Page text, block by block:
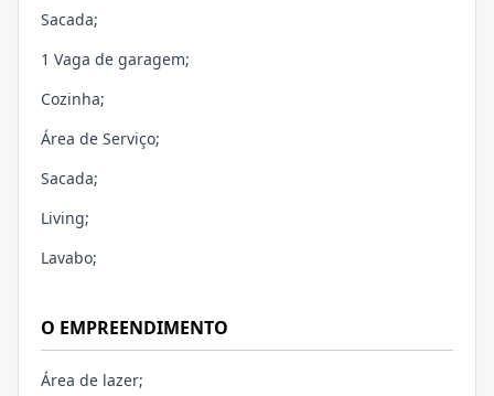
Sacada;
1 Vaga de garagem;
Cozinha;
Área de Serviço;
Sacada;
Living;
Lavabo;
O EMPREENDIMENTO
Área de lazer;